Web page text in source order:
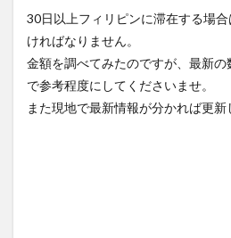
年半
以
上、
留学
する
なら
30日以上フィリピンに滞在する場
ければなりません。
金額を調べてみたのですが、最新
で参考程度にしてくださいませ。
また現地で最新情報が分かれば更新